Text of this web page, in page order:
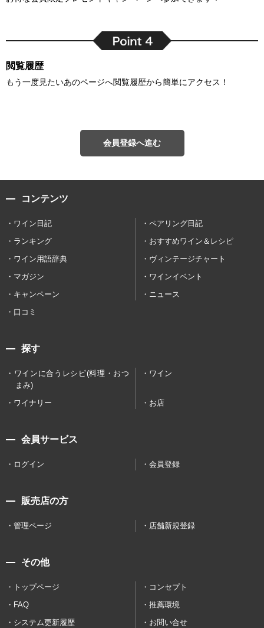
閲覧履歴
もう一度見たいあのページへ閲覧履歴から簡単にアクセス！
会員登録へ進む
コンテンツ
ワイン日記
ペアリング日記
ランキング
おすすめワイン＆レシピ
ワイン用語辞典
ヴィンテージチャート
マガジン
ワインイベント
キャンペーン
ニュース
口コミ
探す
ワインに合うレシピ(料理・おつ
まみ)
ワイン
ワイナリー お店
会員サービス
ログイン 会員登録
販売店の方
管理ページ 店舗新規登録
その他
トップページ
コンセプト
FAQ
推薦環境
システム更新履歴
お問い合せ